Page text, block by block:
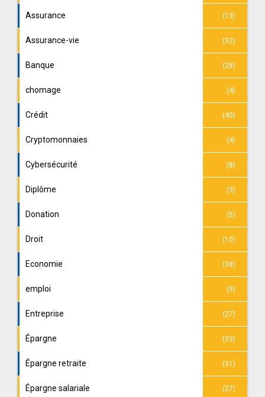
Assurance (13)
Assurance-vie (32)
Banque (28)
chomage (4)
Crédit (40)
Cryptomonnaies (4)
Cybersécurité (8)
Diplôme (3)
Donation (5)
Droit (10)
Economie (38)
emploi (9)
Entreprise (27)
Épargne (33)
Épargne retraite (31)
Épargne salariale (27)